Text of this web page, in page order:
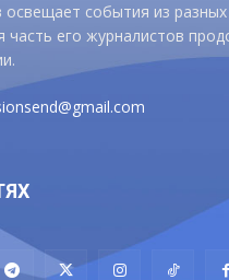
освещает события из
часть его журналистов